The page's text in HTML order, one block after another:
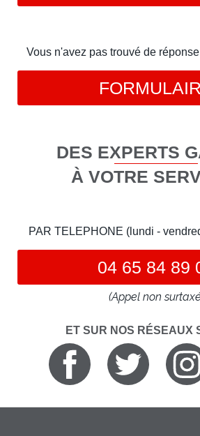
Vous n'avez pas trouvé de
DES EXPERTS
À VOTRE
PAR TELEPHONE (lundi -
04 65 84 89
(Appel non
ET SUR NOS RÉSEAUX